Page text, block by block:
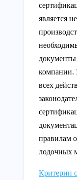
является
компании.
всех
правилам
лодочных
Критерии